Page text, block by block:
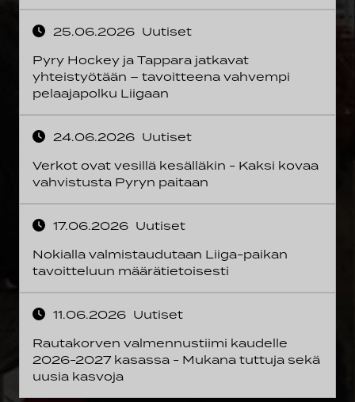
25.06.2026 Uutiset
Pyry Hockey ja Tappara jatkavat
yhteistyötään – tavoitteena vahvempi
pelaajapolku Liigaan
24.06.2026 Uutiset
Verkot ovat vesillä kesälläkin - Kaksi kovaa
vahvistusta Pyryn paitaan
17.06.2026 Uutiset
Nokialla valmistaudutaan Liiga-paikan
tavoitteluun määrätietoisesti
11.06.2026 Uutiset
Rautakorven valmennustiimi kaudelle
2026-2027 kasassa - Mukana tuttuja sekä
uusia kasvoja